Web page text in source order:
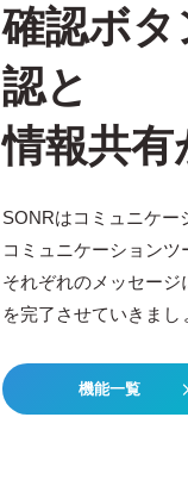
確認ボ
認と
情報共有
SONRはコミュニケー
コミュニケーションツ
それぞれのメッセー
を完了させていきまし
機能一覧